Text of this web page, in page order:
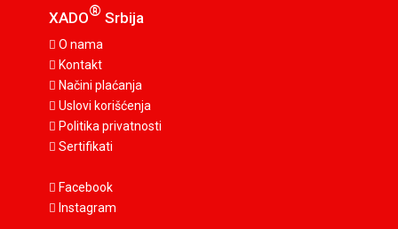
XADO® Srbija
O nama
Kontakt
Načini plaćanja
Uslovi korišćenja
Politika privatnosti
Sertifikati
Facebook
Instagram